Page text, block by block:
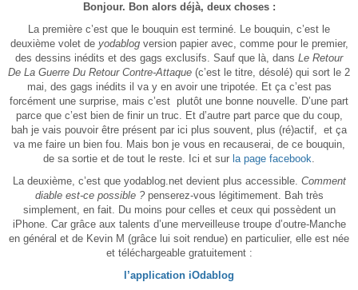
Bonjour. Bon alors déjà, deux choses :
La première c’est que le bouquin est terminé. Le bouquin, c’est le
deuxième volet de yodablogversion papier avec, comme pour le premier,
des dessins inédits et des gags exclusifs. Sauf que là, dans Le Retour
De La Guerre Du Retour Contre-Attaque (c’est le titre, désolé) qui sort le 2
mai, des gags inédits il va y en avoir une tripotée. Et ça c’est pas
forcément une surprise, mais c’est plutôt une bonne nouvelle. D’une part
parce que c’est bien de finir un truc. Et d’autre part parce que du coup,
bah je vais pouvoir être présent par ici plus souvent, plus (ré)actif, et ça
va me faire un bien fou. Mais bon je vous en recauserai, de ce bouquin,
de sa sortie et de tout le reste. Ici et sur la page facebook.
La deuxième, c’est que yodablog.net devient plus accessible. Comment
diable est-ce possible ?penserez-vous légitimement. Bah très
simplement, en fait. Du moins pour celles et ceux qui possèdent un
iPhone. Car grâce aux talents d’une merveilleuse troupe d’outre-Manche
en général et de Kevin M (grâce lui soit rendue) en particulier, elle est née
et téléchargeable gratuitement :
l’application iOdablog